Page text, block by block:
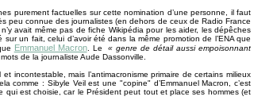
purement factuelles sur cette nomination d’une personne, il faut
peu connue des journalistes (en dehors de ceux de Radio France
avait même pas de fiche Wikipédia pour les aider, les dépêches
un fait, celui d’avoir été dans la même promotion de l’ENA que
Emmanuel Macron. Le« genre de détail aussi empoisonnant
mots de la journaliste Aude Dassonville.
incontestable, mais l’antimacronisme primaire de certains milieux
comme : Sibyle Veil est une "copine" d’Emmanuel Macron, c’est
qui est choisie, car le Président peut tout et place ses hommes (et